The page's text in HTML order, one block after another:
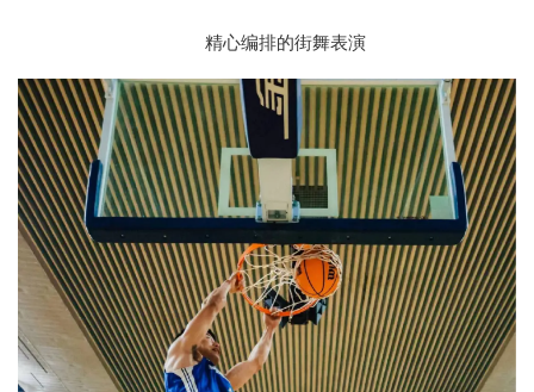
精心编排的街舞表演